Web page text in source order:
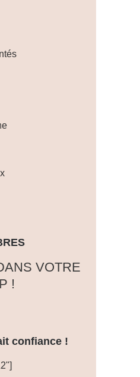
VOTRE
!
confiance !